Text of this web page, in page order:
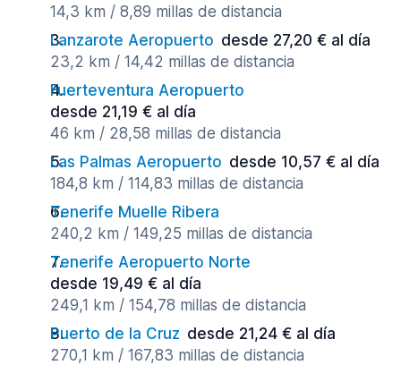
14,3 km / 8,89 millas de distancia
Lanzarote Aeropuerto desde 27,20 € al día
23,2 km / 14,42 millas de distancia
Fuerteventura Aeropuerto
desde 21,19 € al día
46 km / 28,58 millas de distancia
Las Palmas Aeropuerto desde 10,57 € al día
184,8 km / 114,83 millas de distancia
Tenerife Muelle Ribera
240,2 km / 149,25 millas de distancia
Tenerife Aeropuerto Norte
desde 19,49 € al día
249,1 km / 154,78 millas de distancia
Puerto de la Cruz desde 21,24 € al día
270,1 km / 167,83 millas de distancia